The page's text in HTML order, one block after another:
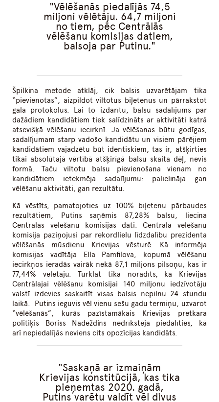
Vēlēšanās piedalījās 74,5
miljoni vēlētāju. 64,7 miljoni
no tiem, pēc Centrālās
vēlēšanu komisijas datiem,
balsoja par Putinu.
Špilkina metode atklāj, cik balsis uzvarētājam tika
“pievienotas”, aizpildot viltotus biļetenus un pārrakstot
gala protokolus. Lai to izdarītu, balsu sadalījums par
dažādiem kandidātiem tiek salīdzināts ar aktivitāti katrā
atsevišķā vēlēšanu iecirknī. Ja vēlēšanas būtu godīgas,
sadalījumam starp vadošo kandidātu un visiem pārējiem
kandidātiem vajadzētu būt identiskiem, tas ir, atšķirties
tikai absolūtajā vērtībā atšķirīgā balsu skaita dēļ, nevis
formā. Taču viltotu balsu pievienošana vienam no
kandidātiem ietekmēja sadalījumu: palielināja gan
vēlēšanu aktivitāti, gan rezultātu.
Kā vēstīts, pamatojoties uz 100% biļetenu pārbaudes
rezultātiem, Putins saņēmis 87,28% balsu, liecina
Centrālās vēlēšanu komisijas dati. Centrālā vēlēšanu
komisija paziņojusi par rekordlielu līdzdalību prezidenta
vēlēšanās mūsdienu Krievijas vēsturē. Kā informēja
komisijas vadītāja Ella Pamfilova, kopumā vēlēšanu
iecirkņos ieradās vairāk nekā 87,1 miljons pilsoņu, kas ir
77,44% vēlētāju. Turklāt tika norādīts, ka Krievijas
Centrālajai vēlēšanu komisijai 140 miljonu iedzīvotāju
valstī izdevies saskaitīt visas balsis nepilnu 24 stundu
laikā. Putins ieguvis vēl vienu sešu gadu termiņu, uzvarot
“vēlēšanās”, kurās pazīstamākais Krievijas pretkara
politiķis Boriss Nadeždins nedrīkstēja piedalīties, kā
arī nepiedalījās neviens cits opozīcijas kandidāts.
Saskaņā ar izmaiņām
Krievijas konstitūcijā, kas tika
pieņemtas 2020. gadā,
Putins varētu valdīt vēl divus